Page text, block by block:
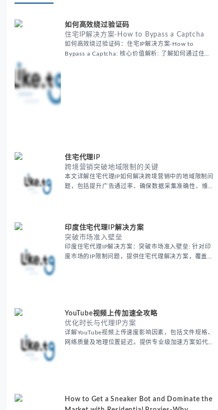
如何高效绕过验证码
住宅IP解决方案-How to Bypass a Captcha
如何高效绕过验证码：住宅IP解决方案-How to
Bypass a Captcha: 核心价值解析: 了解如何通过住宅
住宅代理IP
跨境营销突破地域限制的关键
本文详解住宅代理IP如何解决跨境营销中的地域限制问
题，包括提升广告通过率、确保数据采集准确性、维护
印度住宅代理IP解决方案
突破市场准入壁垒
印度住宅代理IP解决方案：突破市场准入壁垒: 针对印
度市场的IP限制问题，提供住宅代理解决方案，覆盖主
YouTube视频上传加速全攻略
优化时长与代理IP方案
详解YouTube视频上传速度影响因素，包括文件规格、
网络质量及地理位置延迟。提供专业级加速方案如代理
How to Get a Sneaker Bot and Dominate the